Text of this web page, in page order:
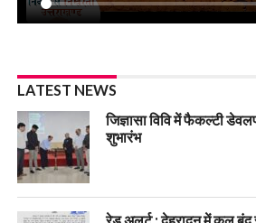
LATEST NEWS
जिज्ञासा विवि में फैकल्टी
शुभारंभ